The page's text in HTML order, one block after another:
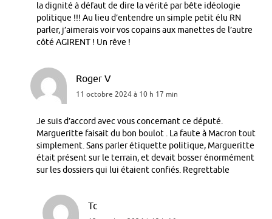
la dignité à défaut de dire la vérité par bête idéologie
politique !!! Au lieu d’entendre un simple petit élu RN
parler, j’aimerais voir vos copains aux manettes de l’autre
côté AGIRENT ! Un rêve !
Roger V
11 octobre 2024 à 10 h 17 min
Je suis d’accord avec vous concernant ce député.
Margueritte faisait du bon boulot . La faute à Macron tout
simplement. Sans parler étiquette politique, Margueritte
était présent sur le terrain, et devait bosser énormément
sur les dossiers qui lui étaient confiés. Regrettable
Tc